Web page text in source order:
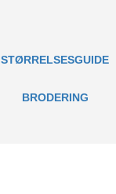
STØRRELSESGUIDE
BRODERING